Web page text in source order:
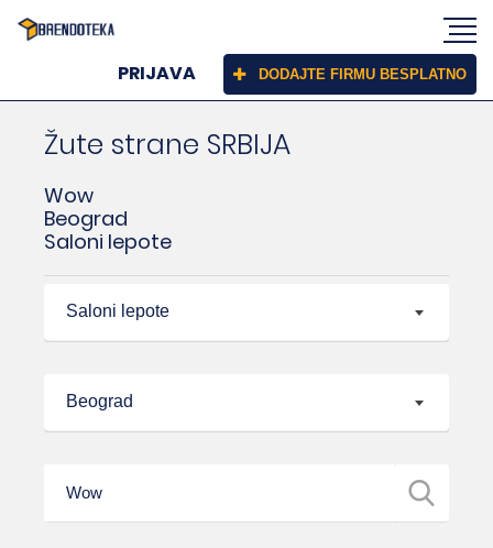
PRIJAVA DODAJTE FIRMU BESPLATNO
Žute strane SRBIJA
Wow
Beograd
Saloni lepote
Saloni lepote
Beograd